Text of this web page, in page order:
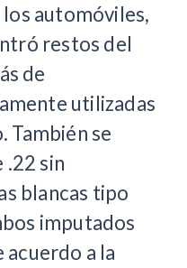
automóviles,
restos del
de
utilizadas
También se
sin
blancas tipo
imputados
a la